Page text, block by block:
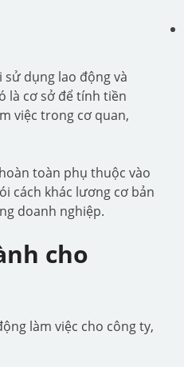
dụng lao động và
là cơ sở để tính tiền
việc trong cơ quan,
toàn phụ thuộc vào
cách khác lương cơ bản
doanh nghiệp.
cho
làm việc cho công ty,